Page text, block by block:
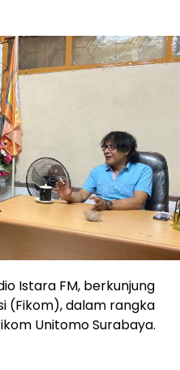
Istara FM, berkunjung
(Fikom), dalam rangka
Unitomo Surabaya.